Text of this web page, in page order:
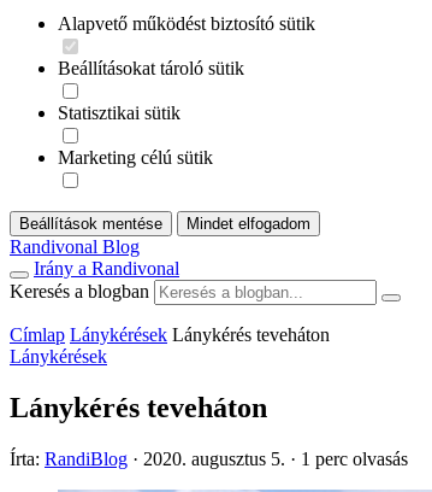
Alapvető működést biztosító sütik
Beállításokat tároló sütik
Statisztikai sütik
Marketing célú sütik
Beállítások mentése Mindet elfogadom
Randivonal Blog
Irány a Randivonal
Keresés a blogban
Címlap Lánykérések Lánykérés teveháton
Lánykérések
Lánykérés teveháton
Írta: RandiBlog · 2020. augusztus 5. · 1 perc olvasás